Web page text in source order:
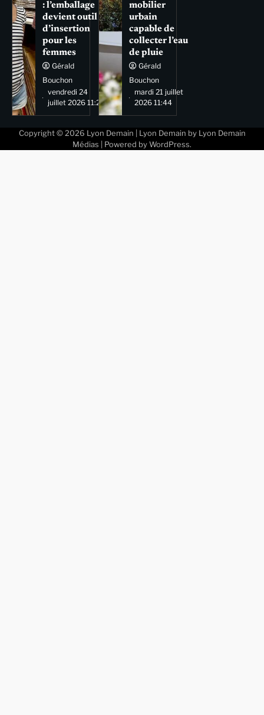
: l’emballage
devient outil
d’insertion
pour les
femmes
Gérald
Bouchon
vendredi 24
juillet 2026 11:29
mobilier
urbain
capable de
collecter l’eau
de pluie
Gérald
Bouchon
mardi 21 juillet
2026 11:44
Copyright © 2026 Lyon Demain | Lyon Demain by Lyon Demain
Médias | Powered by WordPress.